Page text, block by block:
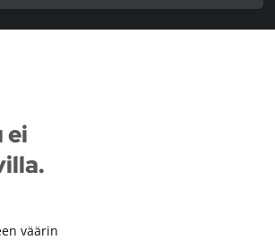
ei
väärin